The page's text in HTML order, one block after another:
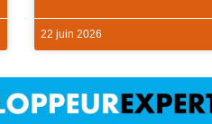
22 juin 2026